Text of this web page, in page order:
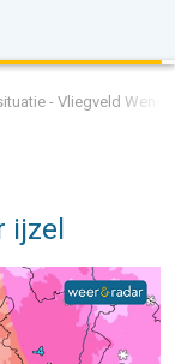
- Vliegveld
ijzel